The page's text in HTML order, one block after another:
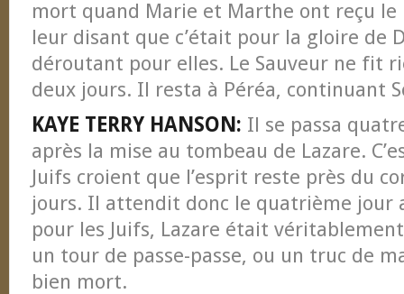
mort quand Marie et Marthe ont reçu le
leur disant que c’était pour la gloire de
déroutant pour elles. Le Sauveur ne fit
deux jours. Il resta à Péréa, continuant
KAYE TERRY HANSON: Il se passa
après la mise au tombeau de Lazare.
Juifs croient que l’esprit reste près du
jours. Il attendit donc le quatrième jour
pour les Juifs, Lazare était
un tour de passe-passe, ou un truc de
bien mort.